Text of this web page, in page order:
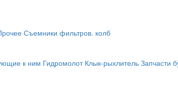
Съемники фильтров. колб
к ним Гидромолот Клык-рыхлитель Запчасти